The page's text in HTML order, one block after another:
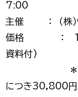
7:00
主催 ： （株）
価格 ： 1名
資料付)
＊1社2名
につき30,800円